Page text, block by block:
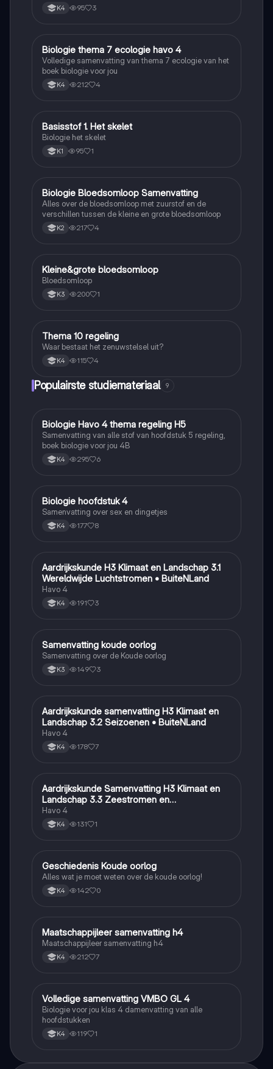
K4 95 3
Biologie
Biologie thema 7 ecologie havo 4
Volledige samenvatting van thema 7 ecologie van het
boek biologie voor jou
K4 212 4
Biologie
Basisstof 1. Het skelet
Biologie het skelet
K1 95 1
Biologie
Biologie Bloedsomloop Samenvatting
Alles over de bloedsomloop met zuurstof en de
verschillen tussen de kleine en grote bloedsomloop
K2 217 4
Biologie
Kleine&grote bloedsomloop
Bloedsomloop
K3 200 1
Biologie
Thema 10 regeling
Waar bestaat het zenuwstelsel uit?
K4 115 4
Populairste studiemateriaal 9
Biologie
Biologie Havo 4 thema regeling H5
Samenvatting van alle stof van hoofdstuk 5 regeling,
boek biologie voor jou 4B
K4 295 6
Biologie
Biologie hoofdstuk 4
Samenvatting over sex en dingetjes
K4 177 8
Aardrijkskunde
Aardrijkskunde H3 Klimaat en Landschap 3.1
Wereldwijde Luchtstromen • BuiteNLand
Havo 4
K4 191 3
Geschiedenis
Samenvatting koude oorlog
Samenvatting over de Koude oorlog
K3 149 3
Aardrijkskunde
Aardrijkskunde samenvatting H3 Klimaat en
Landschap 3.2 Seizoenen • BuiteNLand
Havo 4
K4 178 7
Aardrijkskunde
Aardrijkskunde Samenvatting H3 Klimaat en
Landschap 3.3 Zeestromen en
Klimaatgebieden • BuiteNLand
Havo 4
K4 131 1
Geschiedenis
Geschiedenis Koude oorlog
Alles wat je moet weten over de koude oorlog!
K4 142 0
Maatschappijleer
Maatschappijleer samenvatting h4
Maatschappijleer samenvatting h4
K4 212 7
Biologie
Volledige samenvatting VMBO GL 4
Biologie voor jou klas 4 damenvatting van alle
hoofdstukken
K4 119 1